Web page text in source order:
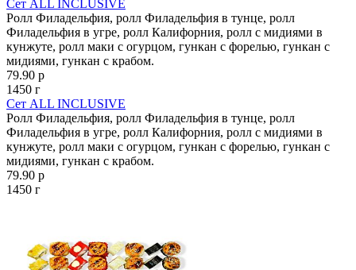
Сет ALL INCLUSIVE
Ролл Филадельфия, ролл Филадельфия в тунце, ролл
Филадельфия в угре, ролл Калифорния, ролл с мидиями в
кунжуте, ролл маки с огурцом, гункан с форелью, гункан с
мидиями, гункан с крабом.
79.90 р
1450 г
Сет ALL INCLUSIVE
Ролл Филадельфия, ролл Филадельфия в тунце, ролл
Филадельфия в угре, ролл Калифорния, ролл с мидиями в
кунжуте, ролл маки с огурцом, гункан с форелью, гункан с
мидиями, гункан с крабом.
79.90 р
1450 г